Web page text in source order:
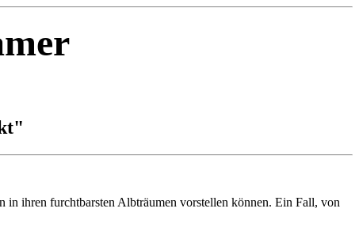
ihren furchtbarsten Albträumen vorstellen können. Ein Fall, von